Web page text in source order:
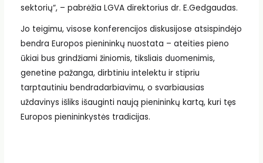
sektorių“, – pabrėžia LGVA direktorius dr. E.Gedgaudas.
Jo teigimu, visose konferencijos diskusijose atsispindėjo
bendra Europos pienininkų nuostata – ateities pieno
ūkiai bus grindžiami žiniomis, tiksliais duomenimis,
genetine pažanga, dirbtiniu intelektu ir stipriu
tarptautiniu bendradarbiavimu, o svarbiausias
uždavinys išliks išauginti naują pienininkų kartą, kuri tęs
Europos pienininkystės tradicijas.